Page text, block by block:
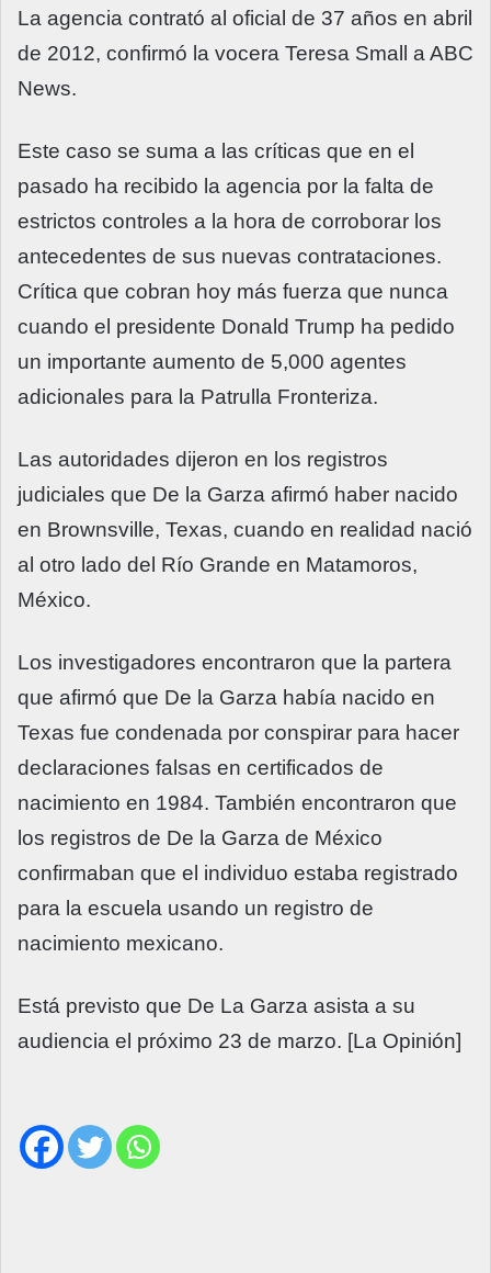
La agencia contrató al oficial de 37 años en abril
de 2012, confirmó la vocera Teresa Small a ABC
News.
Este caso se suma a las críticas que en el
pasado ha recibido la agencia por la falta de
estrictos controles a la hora de corroborar los
antecedentes de sus nuevas contrataciones.
Crítica que cobran hoy más fuerza que nunca
cuando el presidente Donald Trump ha pedido
un importante aumento de 5,000 agentes
adicionales para la Patrulla Fronteriza.
Las autoridades dijeron en los registros
judiciales que De la Garza afirmó haber nacido
en Brownsville, Texas, cuando en realidad nació
al otro lado del Río Grande en Matamoros,
México.
Los investigadores encontraron que la partera
que afirmó que De la Garza había nacido en
Texas fue condenada por conspirar para hacer
declaraciones falsas en certificados de
nacimiento en 1984. También encontraron que
los registros de De la Garza de México
confirmaban que el individuo estaba registrado
para la escuela usando un registro de
nacimiento mexicano.
Está previsto que De La Garza asista a su
audiencia el próximo 23 de marzo. [La Opinión]